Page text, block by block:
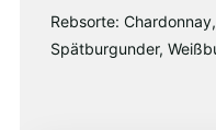
Rebsorte:
Spätburgunder,